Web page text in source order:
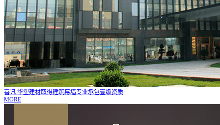
喜讯 华塑建材取得建筑幕墙专业承包壹级资质
MORE